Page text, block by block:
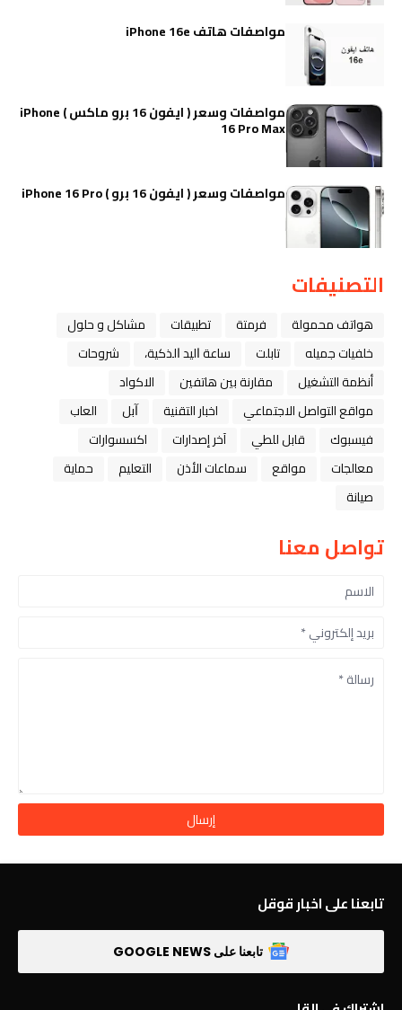
مواصفات هاتف iPhone 16e
مواصفات وسعر ( ايفون 16 برو ماكس ) iPhone
16 Pro Max
مواصفات وسعر ( ايفون 16 برو ) iPhone 16 Pro
التصنيفات
هواتف محمولة فرمتة تطبيقات
مشاكل و حلول
خلفيات جميله
تابلت ﺳﺎﻋﺔ ﺍﻟﻴﺪ ﺍﻟﺬﻛﻴﺔ،
شروحات
أنظمة التشغيل
مقارنة بين هاتفين
الاكواد
مواقع التواصل الاجتماعي
اخبار التقنية ﺁﺑﻞ
العاب
فيسبوك
قابل للطي آخر إصدارات
اكسسوارات
معالجات
مواقع سماعات الأذن التعليم
حماية
صيانة
تواصل معنا
تابعنا على اخبار قوقل
تابعنا على GOOGLE NEWS